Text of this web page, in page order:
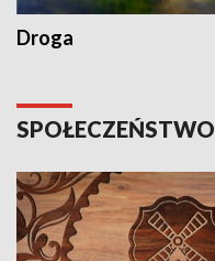
Droga
SPOŁECZEŃSTWO